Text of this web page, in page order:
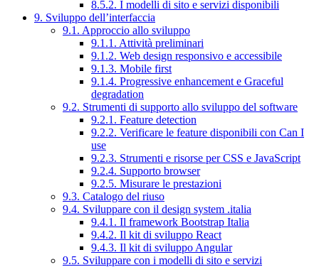
8.5.2. I modelli di sito e servizi disponibili
9. Sviluppo dell’interfaccia
9.1. Approccio allo sviluppo
9.1.1. Attività preliminari
9.1.2. Web design responsivo e accessibile
9.1.3. Mobile first
9.1.4. Progressive enhancement e Graceful
degradation
9.2. Strumenti di supporto allo sviluppo del software
9.2.1. Feature detection
9.2.2. Verificare le feature disponibili con Can I
use
9.2.3. Strumenti e risorse per CSS e JavaScript
9.2.4. Supporto browser
9.2.5. Misurare le prestazioni
9.3. Catalogo del riuso
9.4. Sviluppare con il design system .italia
9.4.1. Il framework Bootstrap Italia
9.4.2. Il kit di sviluppo React
9.4.3. Il kit di sviluppo Angular
9.5. Sviluppare con i modelli di sito e servizi